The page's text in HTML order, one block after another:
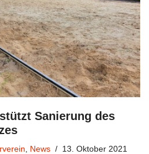
Sanierung des
News 13. Oktober 2021